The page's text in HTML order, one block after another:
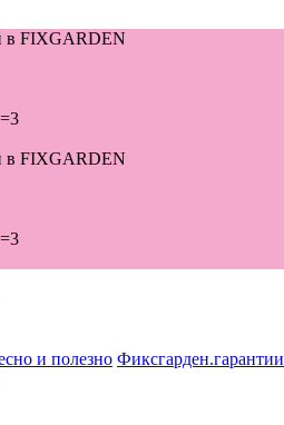
в FIXGARDEN
в FIXGARDEN
и полезно Фиксгарден.гарантии